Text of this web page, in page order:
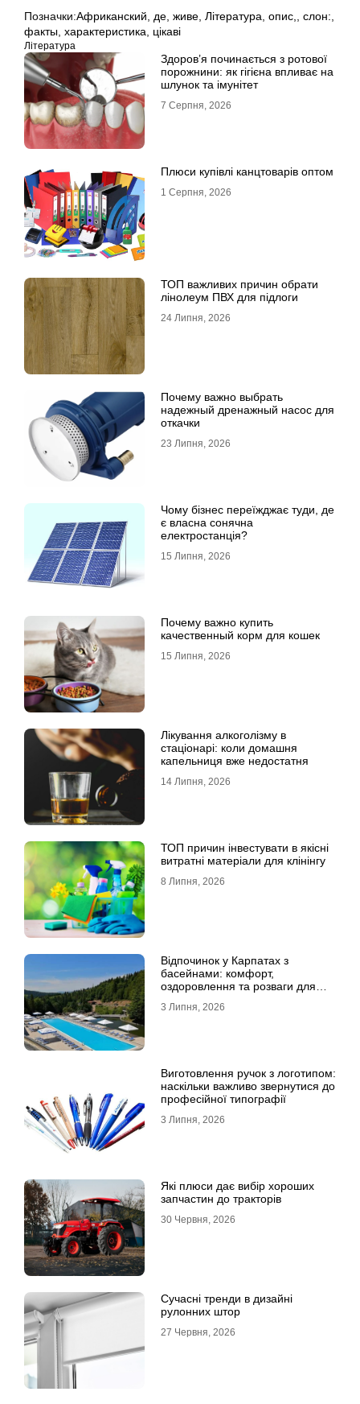
Позначки:Африканский де живе Література опис, слон:
факты характеристика цікаві
Література
Здоров’я починається з ротової
порожнини: як гігієна впливає на
шлунок та імунітет
7 Серпня, 2026
Плюси купівлі канцтоварів оптом
1 Серпня, 2026
ТОП важливих причин обрати
лінолеум ПВХ для підлоги
24 Липня, 2026
Почему важно выбрать
надежный дренажный насос для
откачки
23 Липня, 2026
Чому бізнес переїжджає туди, де
є власна сонячна
електростанція?
15 Липня, 2026
Почему важно купить
качественный корм для кошек
15 Липня, 2026
Лікування алкоголізму в
стаціонарі: коли домашня
капельниця вже недостатня
14 Липня, 2026
ТОП причин інвестувати в якісні
витратні матеріали для клінінгу
8 Липня, 2026
Відпочинок у Карпатах з
басейнами: комфорт,
оздоровлення та розваги для
3 Липня, 2026
Виготовлення ручок з логотипом:
наскільки важливо звернутися до
професійної типографії
3 Липня, 2026
Які плюси дає вибір хороших
запчастин до тракторів
30 Червня, 2026
Сучасні тренди в дизайні
рулонних штор
27 Червня, 2026